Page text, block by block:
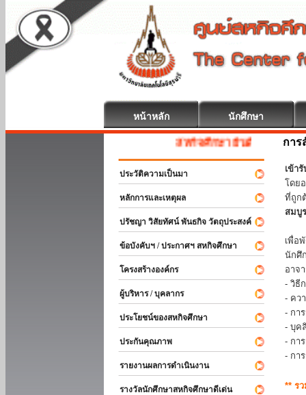
หน้าหลัก นักศึกษา
สหกิจศึกษา ยินดีต้อนรับ
ประวัติความเป็นมา
หลักการและเหตุผล
ปรัชญา วิสัยทัศน์ พันธกิจ วัตถุประสงค์
ข้อบังคับฯ / ประกาศฯ สหกิจศึกษา
โครงสร้างองค์กร
ผู้บริหาร / บุคลากร
ประโยชน์ของสหกิจศึกษา
ประกันคุณภาพ
รายงานผลการดำเนินงาน
รางวัลนักศึกษาสหกิจศึกษาดีเด่น
การ
เข้า
โดย
ที่ถูก
สมบู
เพื่อ
นักศึ
อาจ
- วิธี
- คว
- กา
- บุค
- กา
- กา
** ร